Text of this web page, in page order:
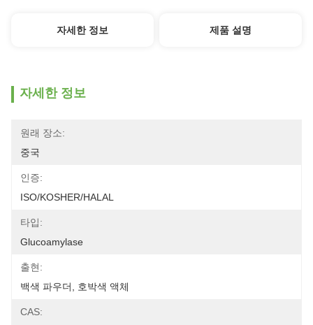
자세한 정보 제품 설명
자세한 정보
원래 장소:
중국
인증:
ISO/KOSHER/HALAL
타입:
Glucoamylase
출현:
백색 파우더, 호박색 액체
CAS: